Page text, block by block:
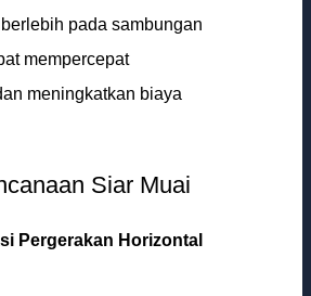
pada sambungan
mempercepat
meningkatkan biaya
Siar Muai
Pergerakan Horizontal